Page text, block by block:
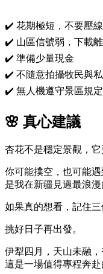
✔️ 花期極短，不要壓
✔️ 山區信號弱，下載離
✔️ 準備少量現金
✔️ 不隨意拍攝牧民與
✔️ 無人機遵守景區規定
🌸 真心建議
杏花不是穩定景觀，它
你可能撲空，也可能
是我在新疆見過最浪漫
如果真的想看，記住三
挑好日子再出發。
伊犁四月，天山未融，
這是一場值得專程奔赴